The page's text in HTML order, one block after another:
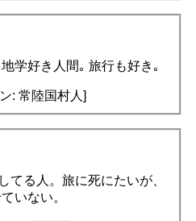
学好き人間｡ 旅行も好き｡
てる人。旅に死にたいが、
いない。